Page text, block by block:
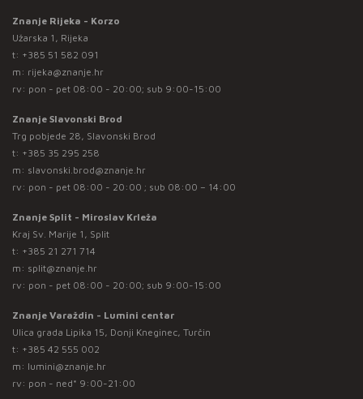
Znanje Rijeka - Korzo
Užarska 1, Rijeka
t: +385 51 582 091
m: rijeka@znanje.hr
rv: pon - pet 08:00 - 20:00; sub 9:00-15:00
Znanje Slavonski Brod
Trg pobjede 28, Slavonski Brod
t: +385 35 295 258
m: slavonski.brod@znanje.hr
rv: pon - pet 08:00 - 20:00 ; sub 08:00 – 14:00
Znanje Split - Miroslav Krleža
Kraj Sv. Marije 1, Split
t: +385 21 271 714
m: split@znanje.hr
rv: pon - pet 08:00 - 20:00; sub 9:00-15:00
Znanje Varaždin - Lumini centar
Ulica grada Lipika 15, Donji Kneginec, Turčin
t: +385 42 555 002
m: lumini@znanje.hr
rv: pon - ned* 9:00-21:00